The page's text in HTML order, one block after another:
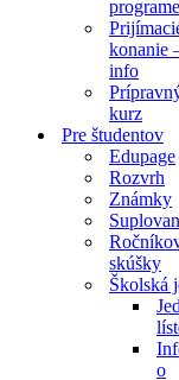
programe
konanie
info
kurz
Pre študentov
Edupage
Rozvrh
Známky
skúšky
Školská
o